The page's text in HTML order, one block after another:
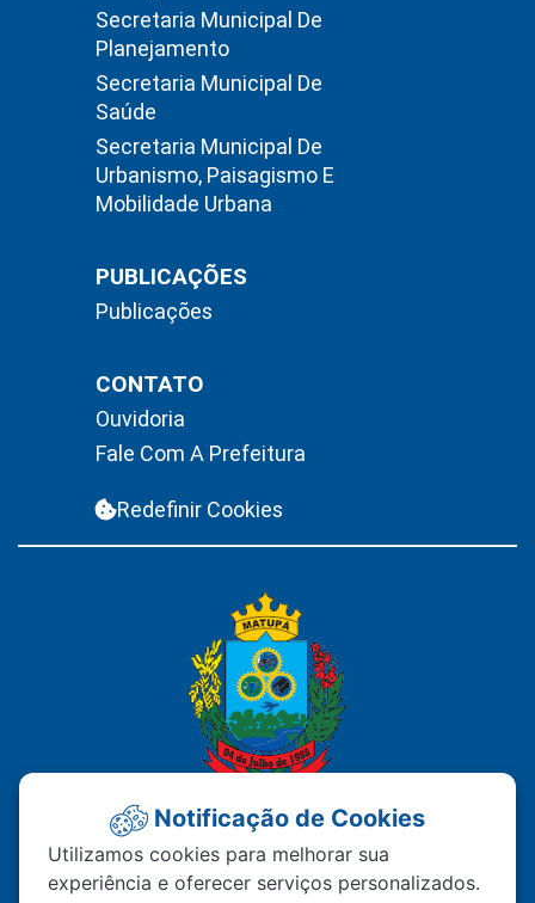
Secretaria Municipal De
Planejamento
Secretaria Municipal De
Saúde
Secretaria Municipal De
Urbanismo, Paisagismo E
Mobilidade Urbana
PUBLICAÇÕES
Publicações
CONTATO
Ouvidoria
Fale Com A Prefeitura
Redefinir Cookies
PREFEITURA MUNICIPAL DE
MATUPÁ
Notificação de Cookies
Utilizamos cookies para melhorar sua
experiência e oferecer serviços personalizados.